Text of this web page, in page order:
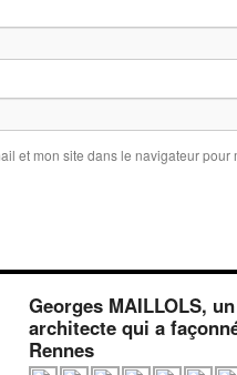
et mon site dans le navigateur
Georges MAILLOLS, un
architecte qui a
Rennes